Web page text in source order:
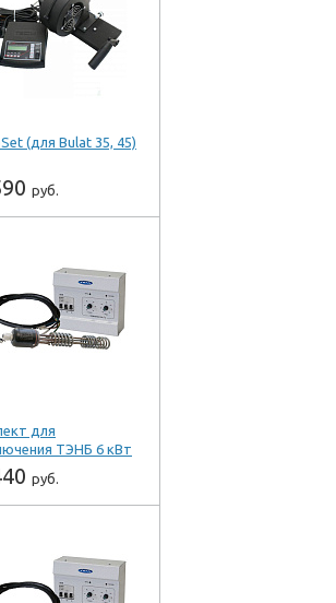
в 1 клик
ZOTA
(для Bulat 35, 45)
руб.
+ шт
в 1 клик
ZOTA
для
ТЭНБ 6 кВт
руб.
+ шт
в 1 клик